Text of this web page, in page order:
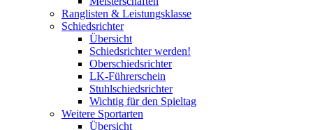
Ranglisten & Leistungsklasse
Schiedsrichter
Übersicht
Schiedsrichter werden!
Oberschiedsrichter
LK-Führerschein
Stuhlschiedsrichter
Wichtig für den Spieltag
Weitere Sportarten
Übersicht